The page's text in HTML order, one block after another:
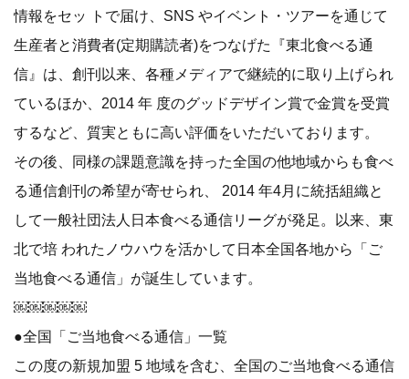
情報をセッ トで届け、SNS やイベント・ツアーを通じて
生産者と消費者(定期購読者)をつなげた『東北食べる通
信』は、創刊以来、各種メディアで継続的に取り上げられ
ているほか、2014 年 度のグッドデザイン賞で金賞を受賞
するなど、質実ともに高い評価をいただいております。
その後、同様の課題意識を持った全国の他地域からも食べ
る通信創刊の希望が寄せられ、 2014 年4月に統括組織と
して一般社団法人日本食べる通信リーグが発足。以来、東
北で培 われたノウハウを活かして日本全国各地から「ご
当地食べる通信」が誕生しています。
￼￼￼￼￼
●全国「ご当地食べる通信」一覧
この度の新規加盟 5 地域を含む、全国のご当地食べる通信